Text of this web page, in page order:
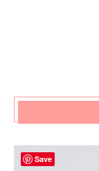
Save